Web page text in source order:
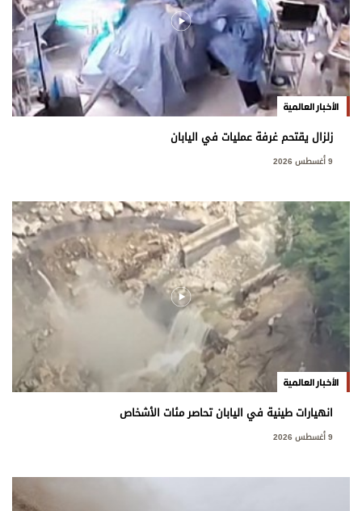
الأخبار العالمية
زلزال يقتحم غرفة عمليات في اليابان
9 أغسطس 2026
الأخبار العالمية
انهيارات طينية في اليابان تحاصر مئات الأشخاص
9 أغسطس 2026